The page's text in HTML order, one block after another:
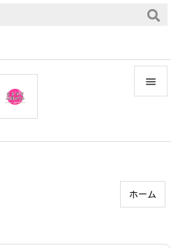



前へ
ホーム